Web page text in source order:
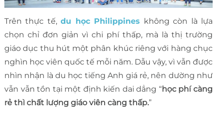
Trên thực tế,du học Philippines không còn là lựa
chọn chỉ đơn giản vì chi phí thấp, mà là thị trường
giáo dục thu hút một phân khúc riêng với hàng chục
nghìn học viên quốc tế mỗi năm. Dẫu vậy, vì vẫn được
nhìn nhận là du học tiếng Anh giá rẻ, nên dường như
vẫn vẫn tồn tại một định kiến dai dẳng “học phí càng
rẻ thì chất lượng giáo viên càng thấp.”